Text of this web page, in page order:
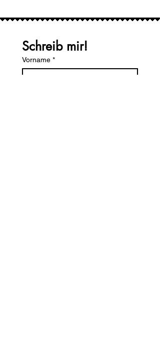
Schreib mir!
Vorname *